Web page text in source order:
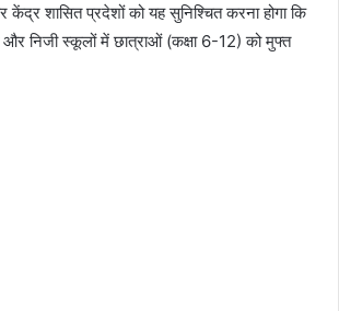
केंद्र शासित प्रदेशों को यह सुनिश्चित करना होगा कि
और निजी स्कूलों में छात्राओं (कक्षा 6-12) को मुफ्त